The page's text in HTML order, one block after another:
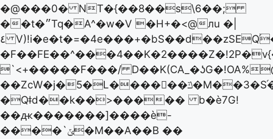
�@���0� NT�{��8��s\6��;
��t�״Tq�A^�w�V �H+�<@лu �|
٤ V)!i�e�t�=�4e���+�bS��d��zSEQ֝��r�����=��We0
`<+�����F���/
��ZcW�j�5�L������ݿ�M��3�S֝������9��A�%��U����~�d�G���S�>A�(=�6�������#C����U�m���^�,Ċ|
�Qǂd��k��>����� b�ѐ7G!
��ԫ�������]����ѐ-
����`ݶ�M��A��B ��